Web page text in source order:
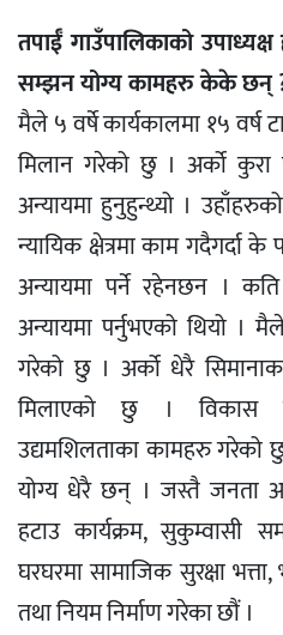
तपाईँ गाउँपालिकाको
सम्झन योग्य कामहरु केके छन्
मैले ५ वर्षे कार्यकालमा १५ वर्ष
मिलान गरेको छु । अर्को कुरा
अन्यायमा हुनुहुन्थ्यो ।
न्यायिक क्षेत्रमा काम गदैगर्दा के
अन्यायमा पर्ने रहेनछन ।
अन्यायमा पर्नुभएको थियो ।
गरेको छु । अर्को धेरै
मिलाएको छु । विकास
उद्यमशिलताका कामहरु गरेको
योग्य धेरै छन् । जस्तै जनता
हटाउ कार्यक्रम, सुकुम्वासी
घरघरमा सामाजिक सुरक्षा
तथा नियम निर्माण गरेका छौं ।